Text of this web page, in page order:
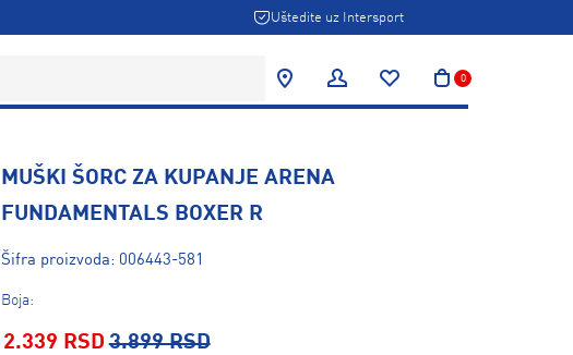
Uštedite uz Intersport
0
MUŠKI ŠORC ZA KUPANJE ARENA
FUNDAMENTALS BOXER R
Šifra proizvoda: 006443-581
Boja:
2.339 RSD 3.899 RSD